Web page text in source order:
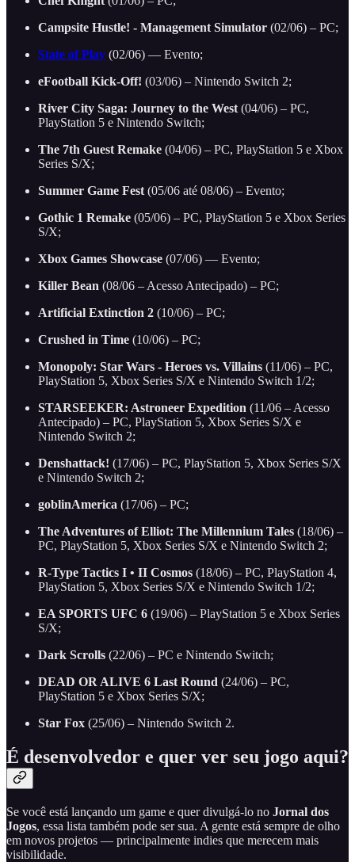
Campsite Hustle! - Management Simulator (02/06) – PC;
State of Play (02/06) — Evento;
eFootball Kick-Off! (03/06) – Nintendo Switch 2;
River City Saga: Journey to the West (04/06) – PC,
PlayStation 5 e Nintendo Switch;
The 7th Guest Remake (04/06) – PC, PlayStation 5 e Xbox
Series S/X;
Summer Game Fest (05/06 até 08/06) – Evento;
Gothic 1 Remake (05/06) – PC, PlayStation 5 e Xbox Series
S/X;
Xbox Games Showcase (07/06) — Evento;
Killer Bean (08/06 – Acesso Antecipado) – PC;
Artificial Extinction 2 (10/06) – PC;
Crushed in Time (10/06) – PC;
Monopoly: Star Wars - Heroes vs. Villains (11/06) – PC,
PlayStation 5, Xbox Series S/X e Nintendo Switch 1/2;
STARSEEKER: Astroneer Expedition (11/06 – Acesso
Antecipado) – PC, PlayStation 5, Xbox Series S/X e
Nintendo Switch 2;
Denshattack! (17/06) – PC, PlayStation 5, Xbox Series S/X
e Nintendo Switch 2;
goblinAmerica (17/06) – PC;
The Adventures of Elliot: The Millennium Tales (18/06) –
PC, PlayStation 5, Xbox Series S/X e Nintendo Switch 2;
R-Type Tactics I • II Cosmos (18/06) – PC, PlayStation 4,
PlayStation 5, Xbox Series S/X e Nintendo Switch 1/2;
EA SPORTS UFC 6 (19/06) – PlayStation 5 e Xbox Series
S/X;
Dark Scrolls (22/06) – PC e Nintendo Switch;
DEAD OR ALIVE 6 Last Round (24/06) – PC,
PlayStation 5 e Xbox Series S/X;
Star Fox (25/06) – Nintendo Switch 2.
É desenvolvedor e quer ver seu jogo aqui?
Se você está lançando um game e quer divulgá-lo no Jornal dos
Jogos, essa lista também pode ser sua. A gente está sempre de olho
em novos projetos — principalmente indies que merecem mais
visibilidade.